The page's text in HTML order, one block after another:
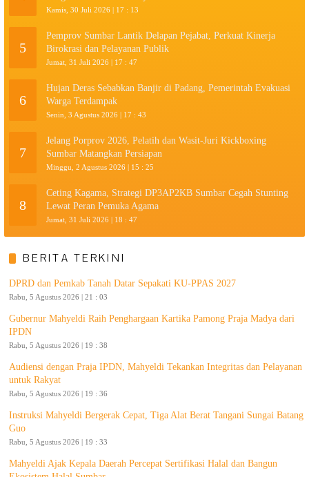
Kamis, 30 Juli 2026 | 17 : 13
5
Pemprov Sumbar Lantik Delapan Pejabat, Perkuat Kinerja
Birokrasi dan Pelayanan Publik
Jumat, 31 Juli 2026 | 17 : 47
6
Hujan Deras Sebabkan Banjir di Padang, Pemerintah Evakuasi
Warga Terdampak
Senin, 3 Agustus 2026 | 17 : 43
7
Jelang Porprov 2026, Pelatih dan Wasit-Juri Kickboxing
Sumbar Matangkan Persiapan
Minggu, 2 Agustus 2026 | 15 : 25
8
Ceting Kagama, Strategi DP3AP2KB Sumbar Cegah Stunting
Lewat Peran Pemuka Agama
Jumat, 31 Juli 2026 | 18 : 47
BERITA TERKINI
DPRD dan Pemkab Tanah Datar Sepakati KU-PPAS 2027
Rabu, 5 Agustus 2026 | 21 : 03
Gubernur Mahyeldi Raih Penghargaan Kartika Pamong Praja Madya dari
IPDN
Rabu, 5 Agustus 2026 | 19 : 38
Audiensi dengan Praja IPDN, Mahyeldi Tekankan Integritas dan Pelayanan
untuk Rakyat
Rabu, 5 Agustus 2026 | 19 : 36
Instruksi Mahyeldi Bergerak Cepat, Tiga Alat Berat Tangani Sungai Batang
Guo
Rabu, 5 Agustus 2026 | 19 : 33
Mahyeldi Ajak Kepala Daerah Percepat Sertifikasi Halal dan Bangun